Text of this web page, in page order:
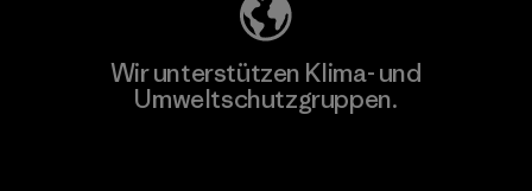
Wir unterstützen Klima- und
Umweltschutzgruppen.